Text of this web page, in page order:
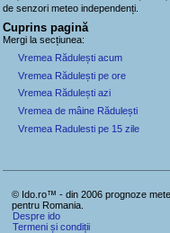
de senzori meteoindependenți.
Cuprins pagină
Mergi la secțiunea:
Vremea Rădulești acum
Vremea Rădulești pe ore
Vremea Rădulești azi
Vremea de mâine Rădulești
Vremea Radulesti pe 15 zile
© Ido.ro™ - din 2006 prognoze
pentru Romania.
Despre ido
Termeni și condiții